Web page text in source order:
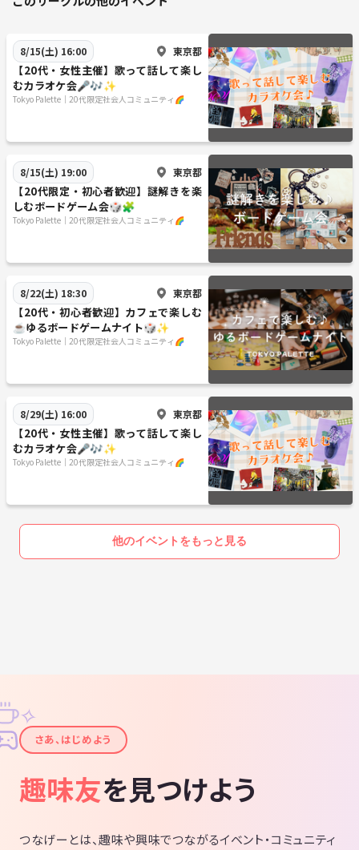
8/15(土) 16:00 東京都
【20代・女性主催】歌って話して楽し
むカラオケ会🎤🎶✨
Tokyo Palette｜20代限定社会人コミュニティ🌈
8/15(土) 19:00 東京都
【20代限定・初心者歓迎】謎解きを楽
しむボードゲーム会🎲🧩
Tokyo Palette｜20代限定社会人コミュニティ🌈
8/22(土) 18:30 東京都
【20代・初心者歓迎】カフェで楽しむ
☕️ゆるボードゲームナイト🎲✨
Tokyo Palette｜20代限定社会人コミュニティ🌈
8/29(土) 16:00 東京都
【20代・女性主催】歌って話して楽し
むカラオケ会🎤🎶✨
Tokyo Palette｜20代限定社会人コミュニティ🌈
他のイベントをもっと見る
✦
✧
さあ、はじめよう
趣味友を見つけよう
つなげーとは、趣味や興味でつながるイベント・コミュニティ